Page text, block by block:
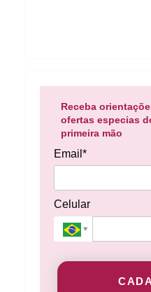
Receba
ofertas especias
primeira mão
Email*
Celular